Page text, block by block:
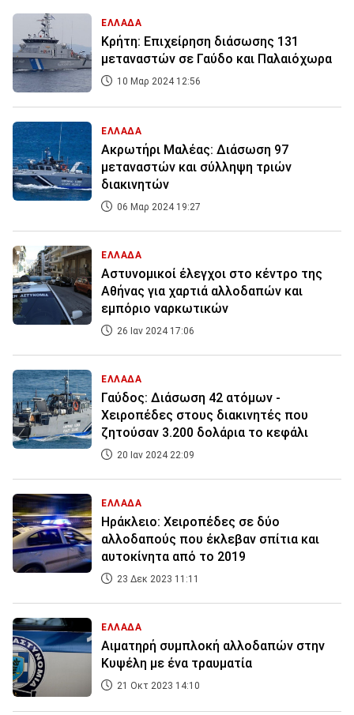
ΕΛΛΑΔΑ
Κρήτη: Επιχείρηση διάσωσης 131
μεταναστών σε Γαύδο και Παλαιόχωρα
10 Μαρ 2024 12:56
ΕΛΛΑΔΑ
Ακρωτήρι Μαλέας: Διάσωση 97
μεταναστών και σύλληψη τριών
διακινητών
06 Μαρ 2024 19:27
ΕΛΛΑΔΑ
Αστυνομικοί έλεγχοι στο κέντρο της
Αθήνας για χαρτιά αλλοδαπών και
εμπόριο ναρκωτικών
26 Ιαν 2024 17:06
ΕΛΛΑΔΑ
Γαύδος: Διάσωση 42 ατόμων -
Χειροπέδες στους διακινητές που
ζητούσαν 3.200 δολάρια το κεφάλι
20 Ιαν 2024 22:09
ΕΛΛΑΔΑ
Ηράκλειο: Χειροπέδες σε δύο
αλλοδαπούς που έκλεβαν σπίτια και
αυτοκίνητα από το 2019
23 Δεκ 2023 11:11
ΕΛΛΑΔΑ
Αιματηρή συμπλοκή αλλοδαπών στην
Κυψέλη με ένα τραυματία
21 Οκτ 2023 14:10